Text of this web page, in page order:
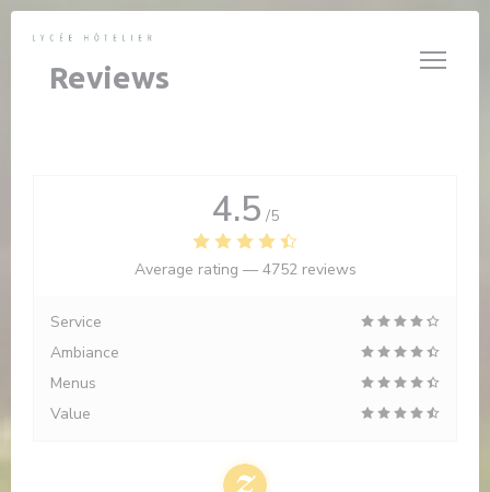
Personalizing your cookie choices
Reviews
4.5 /5
Average rating — 4752 reviews
Service
Ambiance
Menus
Value